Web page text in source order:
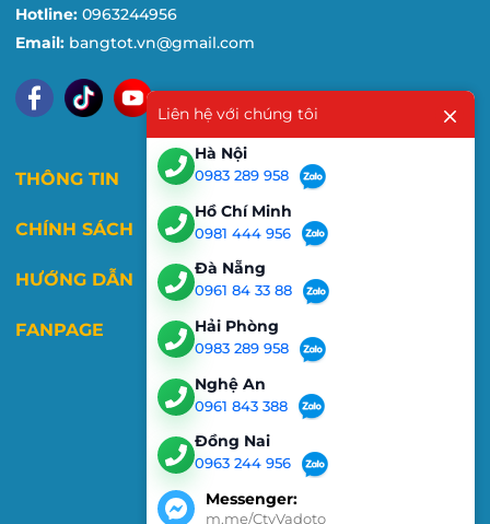
Hotline: 0963244956
Email: bangtot.vn@gmail.com
THÔNG TIN
CHÍNH SÁCH
HƯỚNG DẪN
FANPAGE
Liên hệ với chúng tôi
Hà Nội
0983 289 958
Hồ Chí Minh
0981 444 956
Đà Nẵng
0961 84 33 88
Hải Phòng
0983 289 958
Nghệ An
0961 843 388
Đồng Nai
0963 244 956
Messenger:
m.me/CtyVadoto